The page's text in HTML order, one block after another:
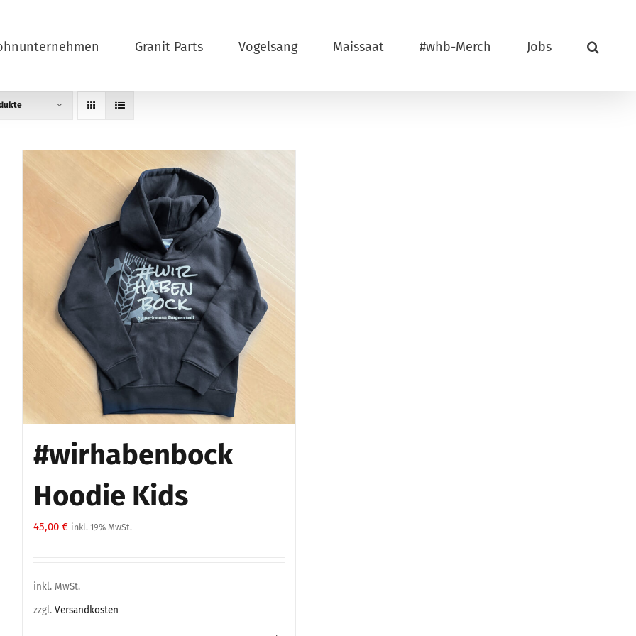
Granit Parts Vogelsang Maissaat #whb-Merch Jobs
#wirhabenbock
Hoodie Kids
45,00 € inkl. 19% MwSt.
inkl. MwSt.
zzgl. Versandkosten